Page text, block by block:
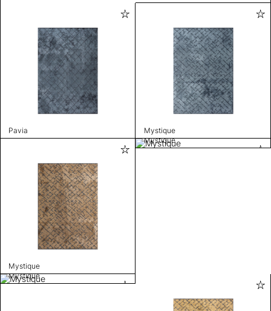
Pavia Mystique
Mystique
Mystique
Mystique